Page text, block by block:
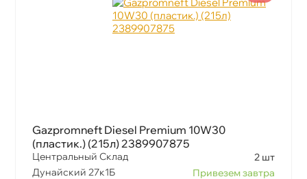
Gazpromneft Diesel Premium 10W30
(пластик.) (215л) 2389907875
Центральный Склад
2 шт
Дунайский 27к1Б
Привезем завтра